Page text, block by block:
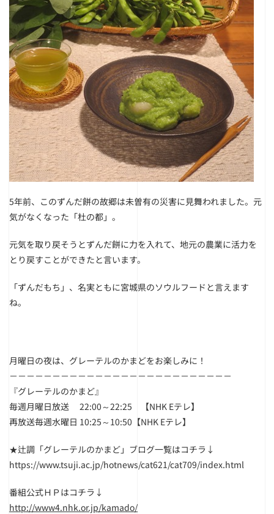
5年前、このずんだ餅の故郷は未曽有の災害に見舞われました。元
気がなくなった「杜の都」。
元気を取り戻そうとずんだ餅に力を入れて、地元の農業に活力を
とり戻すことができたと言います。
「ずんだもち」、名実ともに宮城県のソウルフードと言えます
ね。
月曜日の夜は、グレーテルのかまどをお楽しみに！
－－－－－－－－－－－－－－－－－－－－－－－－－－
『グレーテルのかまど』
毎週月曜日放送 22:00～22:25 【NHK Eテレ】
再放送毎週水曜日 10:25～10:50【NHK Eテレ】
★辻調「グレーテルのかまど」ブログ一覧はコチラ↓
https://www.tsuji.ac.jp/hotnews/cat621/cat709/index.html
番組公式ＨＰはコチラ↓
http://www4.nhk.or.jp/kamado/